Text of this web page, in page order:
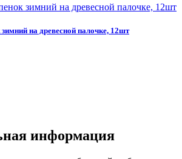
на древесной палочке, 12шт
информация